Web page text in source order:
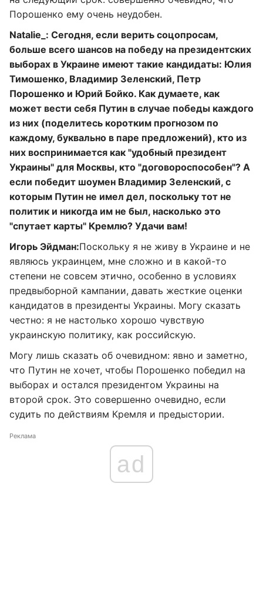
Порошенко ему очень неудобен.
Natalie _: Сегодня, если верить соцопросам,
больше всего шансов на победу на президентских
выборах в Украине имеют такие кандидаты: Юлия
Тимошенко, Владимир Зеленский, Петр
Порошенко и Юрий Бойко. Как думаете, как
может вести себя Путин в случае победы каждого
из них (поделитесь коротким прогнозом по
каждому, буквально в паре предложений), кто из
них воспринимается как "удобный президент
Украины" для Москвы, кто "договороспособен"? А
если победит шоумен Владимир Зеленский, с
которым Путин не имел дел, поскольку тот не
политик и никогда им не был, насколько это
"спутает карты" Кремлю? Удачи вам!
Игорь Эйдман:Поскольку я не живу в Украине и не
являюсь украинцем, мне сложно и в какой-то
степени не совсем этично, особенно в условиях
предвыборной кампании, давать жесткие оценки
кандидатов в президенты Украины. Могу сказать
честно: я не настолько хорошо чувствую
украинскую политику, как российскую.
Могу лишь сказать об очевидном: явно и заметно,
что Путин не хочет, чтобы Порошенко победил на
выборах и остался президентом Украины на
второй срок. Это совершенно очевидно, если
судить по действиям Кремля и предыстории.
Реклама
ad